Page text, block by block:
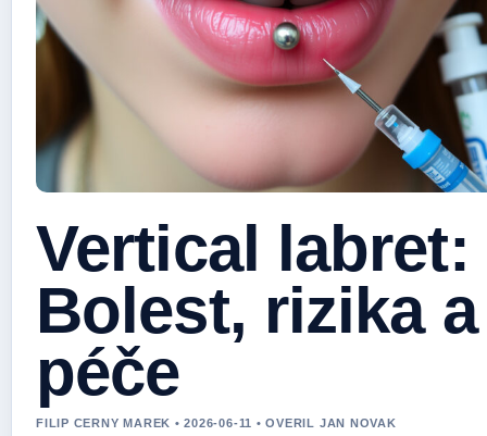
Vertical labret:
Bolest, rizika a
péče
FILIP CERNY MAREK • 2026-06-11 • OVERIL JAN NOVAK